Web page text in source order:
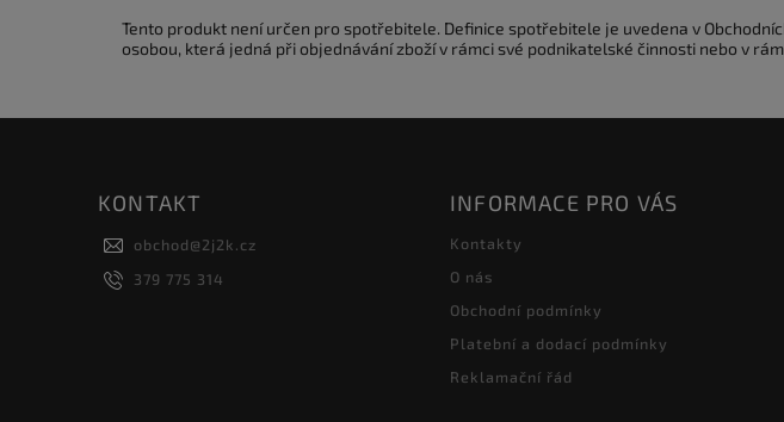
Tento produkt není určen pro spotřebitele. Definice spotřebitele je uvedena v
osobou, která jedná při objednávání zboží v rámci své podnikatelské činnosti nebo v
KONTAKT
obchod@2j2k.cz
379 775 314
INFORMACE PRO VÁS
Kontakty
O nás
Obchodní podmínky
Platební a dodací podmínky
Reklamační řád